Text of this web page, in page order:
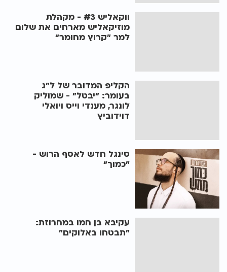
ווקאליש #3 - מקהלת
מוזיקאליש מארחים את שלום
למר "קרוץ מחומר"
הקליפ המדובר של ל"ג
בעומר: "יבטל" - שמוליק
לונגר, מענדי וייס ויואלי
דוידוביץ
סינגל חדש לאסף הרוש -
"כמוך"
עקיבא בן חמו במחרוזת:
"תבטחו באלוקים"